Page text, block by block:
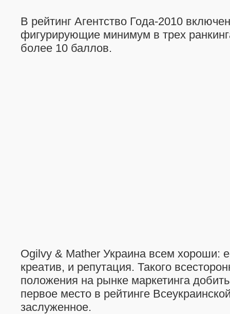
В рейтинг Агентство Года-2010
фигурирующие минимум в трех
более 10 баллов.
Ogilvy & Mather Украина всем хороши:
креатив, и репутация. Такого
положения на рынке маркетинга
первое место в рейтинге
заслуженное.